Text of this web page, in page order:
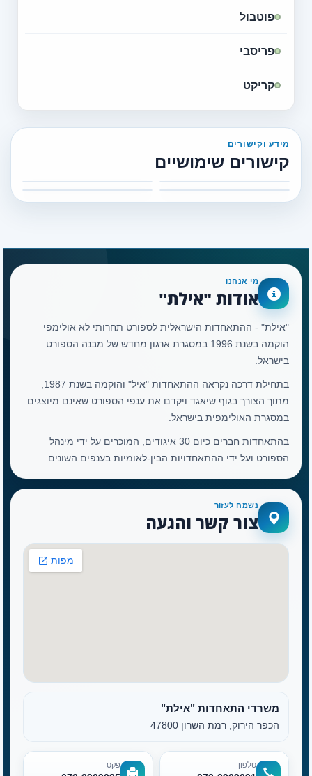
פוטבול
פריסבי
קריקט
מידע וקישורים
קישורים שימושיים
מי אנחנו
אודות "אילת"
"אילת" - ההתאחדות הישראלית לספורט תחרותי לא אולימפי
הוקמה בשנת 1996 במסגרת ארגון מחדש של מבנה הספורט
בישראל.
בתחילת דרכה נקראה ההתאחדות "איל" והוקמה בשנת 1987,
מתוך הצורך בגוף שיאגד ויקדם את ענפי הספורט שאינם מיוצגים
במסגרת האולימפית בישראל.
בהתאחדות חברים כיום 30 איגודים, המוכרים על ידי מינהל
הספורט ועל ידי ההתאחדויות הבין-לאומיות בענפים השונים.
נשמח לעזור
צור קשר והגעה
משרדי התאחדות "אילת"
הכפר הירוק, רמת השרון 47800
טלפון פקס